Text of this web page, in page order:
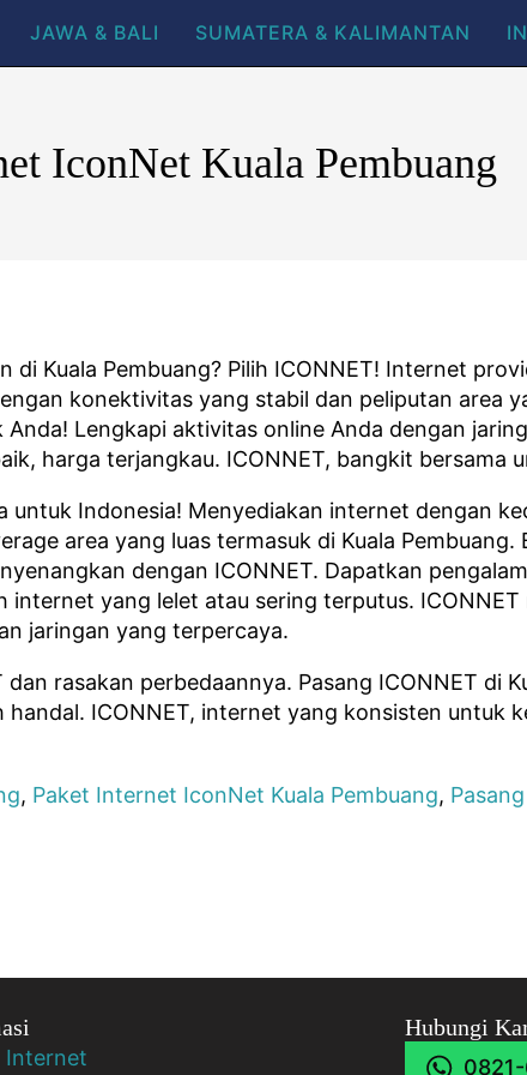
JAWA & BALI SUMATERA & KALIMANTAN
IconNet Kuala Pembuang
Kuala Pembuang? Pilih ICONNET! Internet
konektivitas yang stabil dan peliputan area
Lengkapi aktivitas online Anda dengan
harga terjangkau. ICONNET, bangkit bersama
untuk Indonesia! Menyediakan internet dengan
area yang luas termasuk di Kuala Pembuang.
dengan ICONNET. Dapatkan
internet yang lelet atau sering terputus. ICONNET
jaringan yang terpercaya.
rasakan perbedaannya. Pasang ICONNET di
ICONNET, internet yang konsisten untuk
, Paket Internet IconNet Kuala Pembuang,
Internet
Hubungi